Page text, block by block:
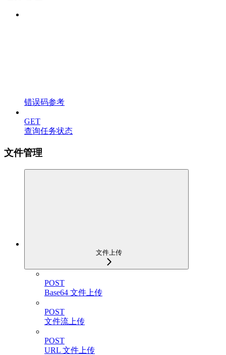
错误码参考
GET
查询任务状态
文件管理
文件上传
POST
Base64 文件上传
POST
文件流上传
POST
URL 文件上传